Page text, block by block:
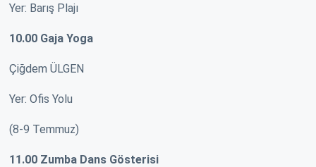
Yer: Barış Plajı
10.00 Gaja Yoga
Çiğdem ÜLGEN
Yer: Ofis Yolu
(8-9 Temmuz)
11.00 Zumba Dans Gösterisi